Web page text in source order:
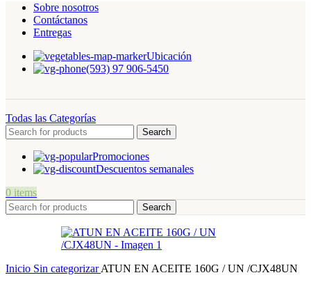
Sobre nosotros
Contáctanos
Entregas
Ubicación
(593) 97 906-5450
Todas las Categorías
Search
Promociones
Descuentos semanales
0 items
Search
Inicio Sin categorizarATUN EN ACEITE 160G / UN /CJX48UN